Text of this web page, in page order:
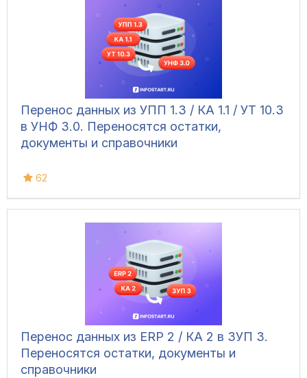
Перенос данных из УПП 1.3 / КА 1.1 / УТ 10.3
в УНФ 3.0. Переносятся остатки,
документы и справочники
62
Перенос данных из ERP 2 / КА 2 в ЗУП 3.
Переносятся остатки, документы и
справочники